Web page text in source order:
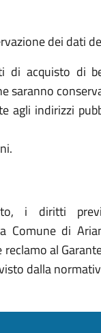
dei dati
acquisto di
indirizzi
i diritti
Comune di
al
dalla